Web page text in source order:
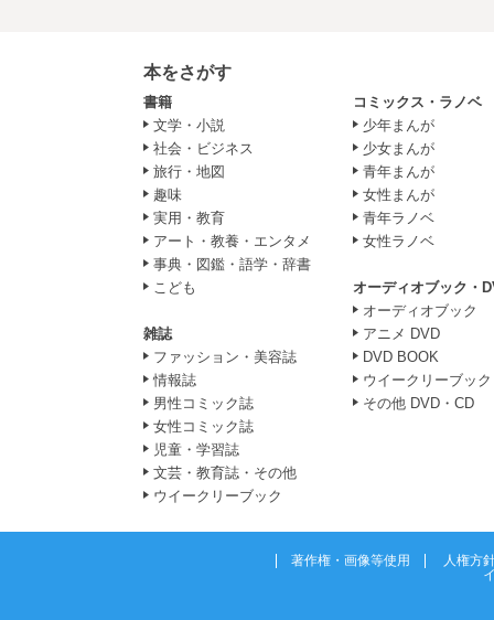
本をさがす
書籍
文学・小説
社会・ビジネス
旅行・地図
趣味
実用・教育
アート・教養・エンタメ
事典・図鑑・語学・辞書
こども
雑誌
ファッション・美容誌
情報誌
男性コミック誌
女性コミック誌
児童・学習誌
文芸・教育誌・その他
ウイークリーブック
コミックス・ラノベ
少年まんが
少女まんが
青年まんが
女性まんが
青年ラノベ
女性ラノベ
オーディオブック・
オーディオブック
アニメ DVD
DVD BOOK
ウイークリーブック
その他 DVD・CD
著作権・画像等使用
人権方